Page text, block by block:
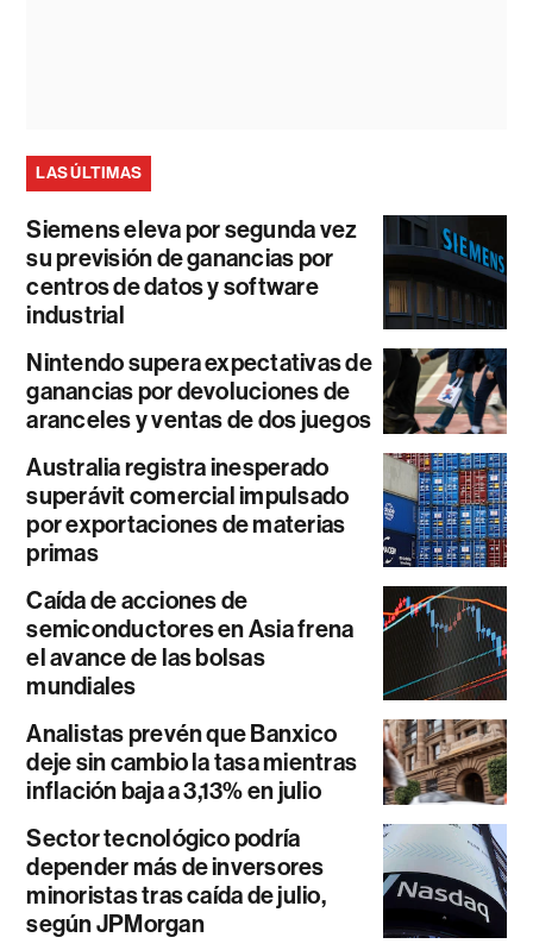
LAS ÚLTIMAS
Siemens eleva por segunda vez
su previsión de ganancias por
centros de datos y software
industrial
Nintendo supera expectativas de
ganancias por devoluciones de
aranceles y ventas de dos juegos
Australia registra inesperado
superávit comercial impulsado
por exportaciones de materias
primas
Caída de acciones de
semiconductores en Asia frena
el avance de las bolsas
mundiales
Analistas prevén que Banxico
deje sin cambio la tasa mientras
inflación baja a 3,13% en julio
Sector tecnológico podría
depender más de inversores
minoristas tras caída de julio,
según JPMorgan